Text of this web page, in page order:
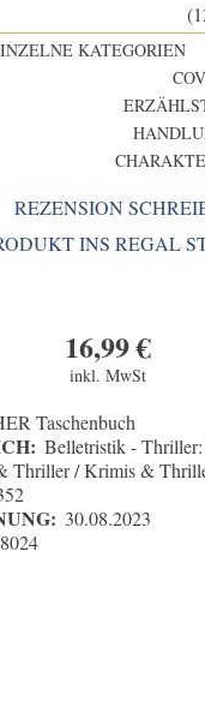
KATEGORIEN
REZENSION
INS REGAL
16,99€
inkl. MwSt
Taschenbuch
Belletristik - Thriller:
Thriller / Krimis &
30.08.2023